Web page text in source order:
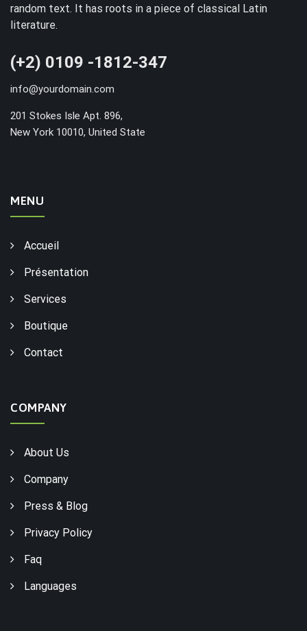
random text. It has roots in a piece of classical Latin
literature.
(+2) 0109 -1812-347
info@yourdomain.com
201 Stokes Isle Apt. 896,
New York 10010, United State
MENU
Accueil
Présentation
Services
Boutique
Contact
COMPANY
About Us
Company
Press & Blog
Privacy Policy
Faq
Languages